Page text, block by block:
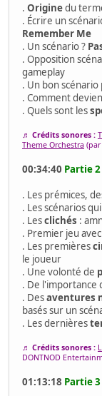
. Originedu
. Écrire un
Remember Me
. Un scénario ?
. Opposition
gameplay
. Un bon
. Comment
. Quels sont les
♬ Crédits sonores :
Theme Orchestra
00:34:40 Partie
. Les prémices,
. Les scénarios
. Lesclichés :
. Premier jeu
. Les premières
le joueur
. Une volonté de
. De l'importance
. Desaventures
basés sur un
. Les dernières
♬ Crédits sonores :
DONTNOD
01:13:18 Partie